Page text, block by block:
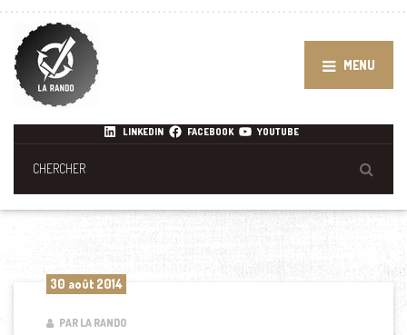
MENU
LINKEDIN FACEBOOK YOUTUBE
30 août 2014
PAR LA RANDO